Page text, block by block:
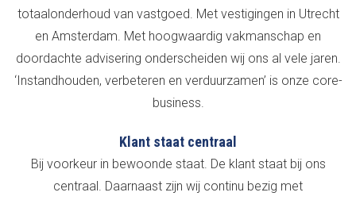
totaalonderhoud van vastgoed. Met vestigingen in Utrecht
en Amsterdam. Met hoogwaardig vakmanschap en
doordachte advisering onderscheiden wij ons al vele jaren.
‘Instandhouden, verbeteren en verduurzamen’ is onze core-
business.
Klant staat centraal
Bij voorkeur in bewoonde staat. De klant staat bij ons
centraal. Daarnaast zijn wij continu bezig met